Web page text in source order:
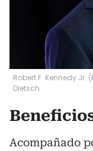
Robert F. Kennedy Jr.
Dietsch
Acompañado